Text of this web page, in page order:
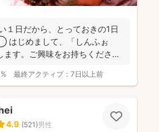
日だから、とっておきの1日
じめまして、「しんふぉ
ます。ご興味をお持ちくださ
最終アクティブ： 7日以上前
4.9 (521)男性